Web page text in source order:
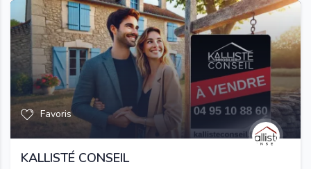
Favoris
KALLISTÉ CONSEIL